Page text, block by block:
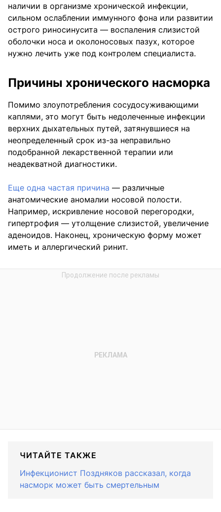
наличии в организме хронической инфекции,
сильном ослаблении иммунного фона или развитии
острого риносинусита — воспаления слизистой
оболочки носа и околоносовых пазух, которое
нужно лечить уже под контролем специалиста.
Причины хронического насморка
Помимо злоупотребления сосудосуживающими
каплями, это могут быть недолеченные инфекции
верхних дыхательных путей, затянувшиеся на
неопределенный срок из-за неправильно
подобранной лекарственной терапии или
неадекватной диагностики.
Еще одна частая причина — различные
анатомические аномалии носовой полости.
Например, искривление носовой перегородки,
гипертрофия — утолщение слизистой, увеличение
аденоидов. Наконец, хроническую форму может
иметь и аллергический ринит.
ЧИТАЙТЕ ТАКЖЕ
Инфекционист Поздняков рассказал, когда
насморк может быть смертельным